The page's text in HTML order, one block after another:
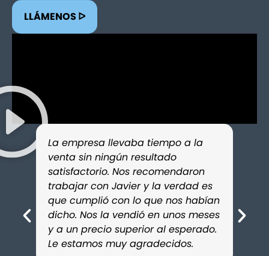
LLÁMENOS ᐅ
La empresa llevaba tiempo a la
venta sin ningún resultado
satisfactorio. Nos recomendaron
trabajar con Javier y la verdad es
que cumplió con lo que nos habían
dicho. Nos la vendió en unos meses
y a un precio superior al esperado.
Le estamos muy agradecidos.
era